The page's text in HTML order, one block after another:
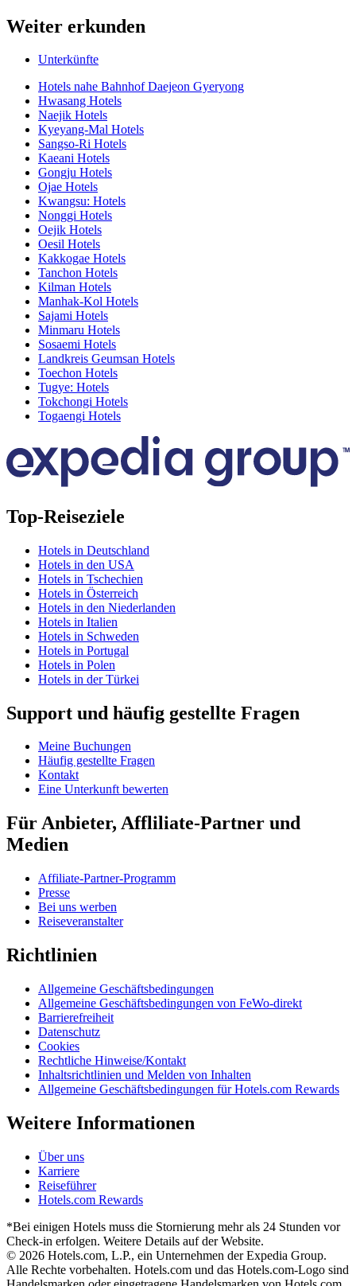
Weiter erkunden
Unterkünfte
Hotels nahe Bahnhof Daejeon Gyeryong
Hwasang Hotels
Naejik Hotels
Kyeyang-Mal Hotels
Sangso-Ri Hotels
Kaeani Hotels
Gongju Hotels
Ojae Hotels
Kwangsu: Hotels
Nonggi Hotels
Oejik Hotels
Oesil Hotels
Kakkogae Hotels
Tanchon Hotels
Kilman Hotels
Manhak-Kol Hotels
Sajami Hotels
Minmaru Hotels
Sosaemi Hotels
Landkreis Geumsan Hotels
Toechon Hotels
Tugye: Hotels
Tokchongi Hotels
Togaengi Hotels
Top-Reiseziele
Hotels in Deutschland
Hotels in den USA
Hotels in Tschechien
Hotels in Österreich
Hotels in den Niederlanden
Hotels in Italien
Hotels in Schweden
Hotels in Portugal
Hotels in Polen
Hotels in der Türkei
Support und häufig gestellte Fragen
Meine Buchungen
Häufig gestellte Fragen
Kontakt
Eine Unterkunft bewerten
Für Anbieter, Affliliate-Partner und
Medien
Affiliate-Partner-Programm
Presse
Bei uns werben
Reiseveranstalter
Richtlinien
Allgemeine Geschäftsbedingungen
Allgemeine Geschäftsbedingungen von FeWo-direkt
Barrierefreiheit
Datenschutz
Cookies
Rechtliche Hinweise/Kontakt
Inhaltsrichtlinien und Melden von Inhalten
Allgemeine Geschäftsbedingungen für Hotels.com Rewards
Weitere Informationen
Über uns
Karriere
Reiseführer
Hotels.com Rewards
*Bei einigen Hotels muss die Stornierung mehr als 24 Stunden vor
Check-in erfolgen. Weitere Details auf der Website.
© 2026 Hotels.com, L.P., ein Unternehmen der Expedia Group.
Alle Rechte vorbehalten. Hotels.com und das Hotels.com-Logo sind